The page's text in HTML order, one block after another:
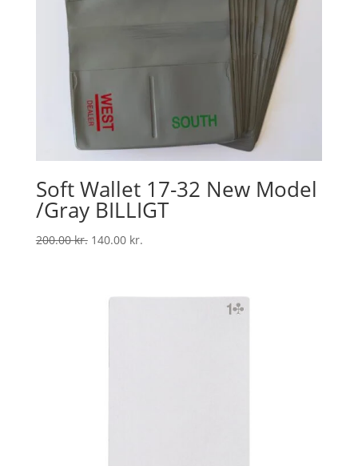
Soft Wallet 17-32 New Model
/Gray BILLIGT
200.00kr. Den
140.00 kr.
er: